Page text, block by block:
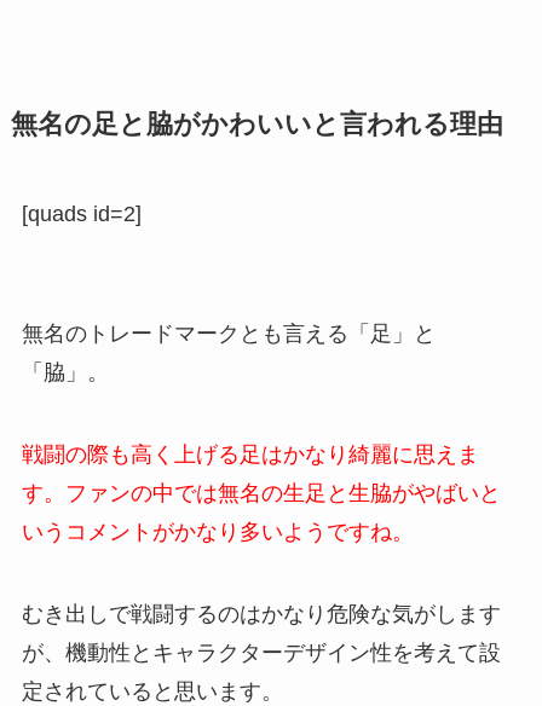
無名の足と脇がかわいいと言われる理由
[quads id=2]
無名のトレードマークとも言える「足」と
「脇」。
戦闘の際も高く上げる足はかなり綺麗に思えま
す。ファンの中では無名の生足と生脇がやばいと
いうコメントがかなり多いようですね。
むき出しで戦闘するのはかなり危険な気がします
が、機動性とキャラクターデザイン性を考えて設
定されていると思います。